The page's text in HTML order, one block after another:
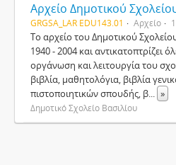
Αρχείο Δημοτικού
GRGSA_LAR EDU143.01 Αρχείο
Το αρχείο του Δημοτικού
1940 - 2004 και αντικατοπτρίζει
οργάνωση και λειτουργία του
βιβλία, μαθητολόγια, βιβλία
πιστοποιητικών σπουδής, β... »
Δημοτικό Σχολείο Βασιλίου